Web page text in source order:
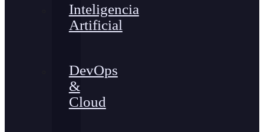
Inteligencia
Artificial
DevOps
&
Cloud